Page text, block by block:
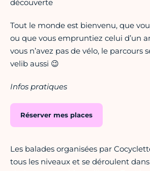
découverte
Tout le monde est bienvenu, que
ou que vous empruntiez celui d’un
vous n’avez pas de vélo, le parcours
velib aussi 😉
Infos pratiques
Réserver mes places
Les balades organisées par
tous les niveaux et se déroulent